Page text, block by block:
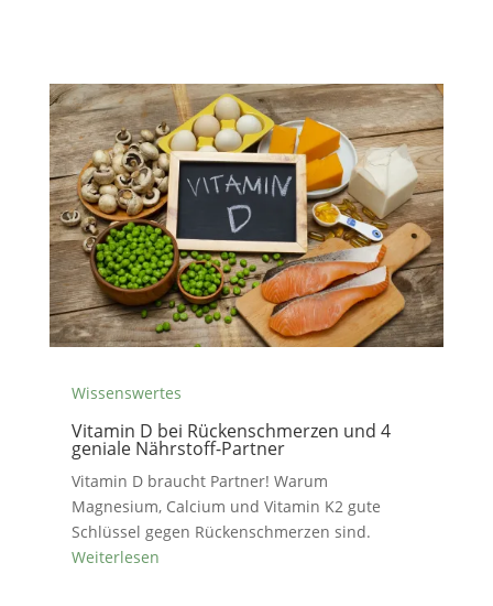
Wissenswertes
Vitamin D bei Rückenschmerzen und 4
geniale Nährstoff-Partner
Vitamin D braucht Partner! Warum
Magnesium, Calcium und Vitamin K2​ gute
Schlüssel gegen Rückenschmerzen sind.
Weiterlesen